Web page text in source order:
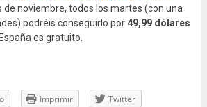
de noviembre, todos los martes (con una
podréis conseguirlo por49,99 dólares
es gratuito.
Imprimir
Twitter